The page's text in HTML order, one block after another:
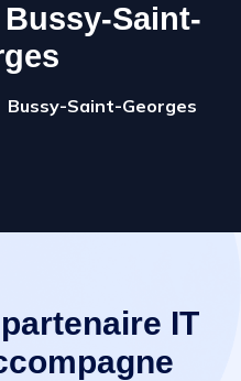
Saint-
Bussy-Saint-Georges
IT